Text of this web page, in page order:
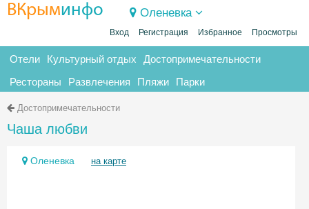
ВКрыминфо Оленевка
Вход Регистрация Избранное Просмотры
Отели Культурный отдых Достопримечательности
Рестораны Развлечения Пляжи Парки
Достопримечательности
Чаша любви
Оленевка на карте